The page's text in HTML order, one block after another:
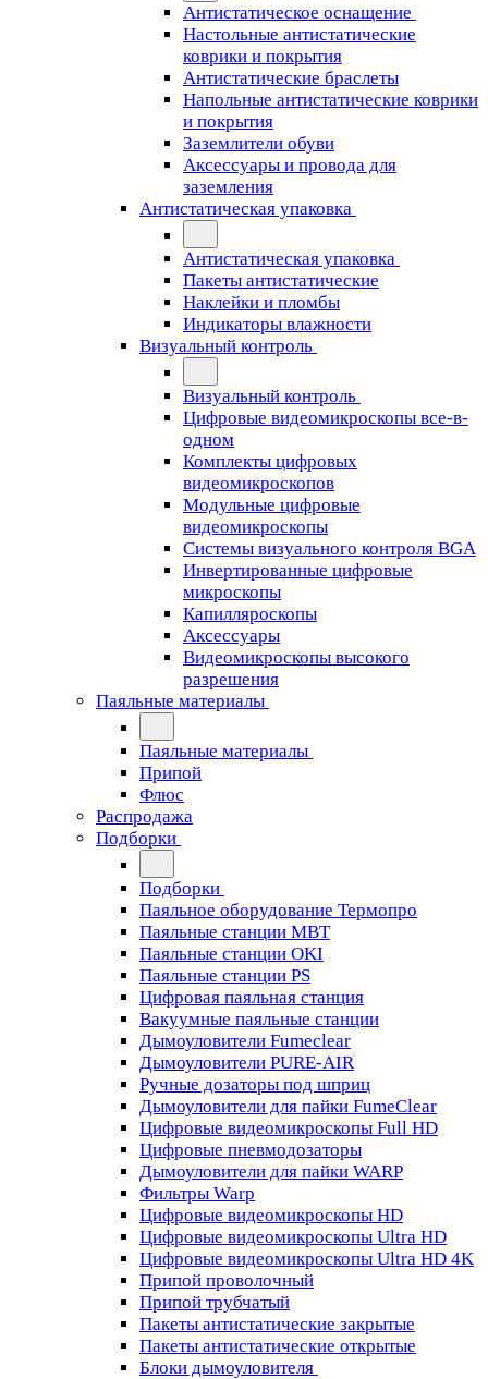
Антистатическое оснащение
Настольные антистатические
коврики и покрытия
Антистатические браслеты
Напольные антистатические коврики
и покрытия
Заземлители обуви
Аксессуары и провода для
заземления
Антистатическая упаковка
Антистатическая упаковка
Пакеты антистатические
Наклейки и пломбы
Индикаторы влажности
Визуальный контроль
Визуальный контроль
Цифровые видеомикроскопы все-в-
одном
Комплекты цифровых
видеомикроскопов
Модульные цифровые
видеомикроскопы
Cистемы визуального контроля BGA
Инвертированные цифровые
микроскопы
Капилляроскопы
Аксессуары
Видеомикроскопы высокого
разрешения
Паяльные материалы
Паяльные материалы
Припой
Флюс
Распродажа
Подборки
Подборки
Паяльное оборудование Термопро
Паяльные станции MBT
Паяльные станции OKI
Паяльные станции PS
Цифровая паяльная станция
Вакуумные паяльные станции
Дымоуловители Fumeclear
Дымоуловители PURE-AIR
Ручные дозаторы под шприц
Дымоуловители для пайки FumeClear
Цифровые видеомикроскопы Full HD
Цифровые пневмодозаторы
Дымоуловители для пайки WARP
Фильтры Warp
Цифровые видеомикроскопы HD
Цифровые видеомикроскопы Ultra HD
Цифровые видеомикроскопы Ultra HD 4K
Припой проволочный
Припой трубчатый
Пакеты антистатические закрытые
Пакеты антистатические открытые
Блоки дымоуловителя